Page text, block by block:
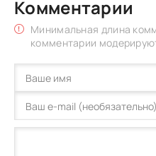
Комментарии
Минимальная длина
комментарии